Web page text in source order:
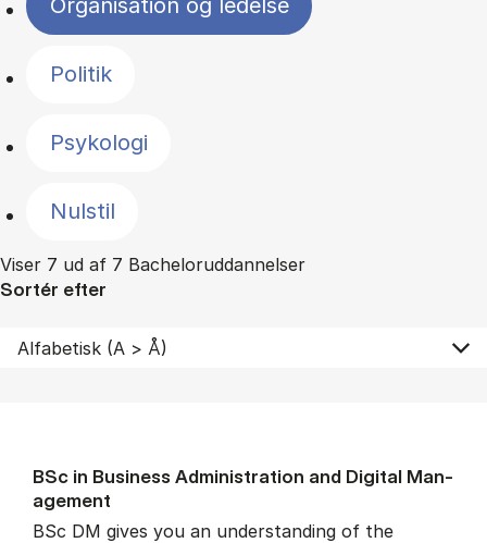
Organisation og ledelse
Politik
Psykologi
Nulstil
Viser 7 ud af 7 Bacheloruddannelser
Sortér efter
BSc in Busi­ness Ad­min­is­tra­tion and Di­git­al Man­
age­ment
BSc DM gives you an understanding of the